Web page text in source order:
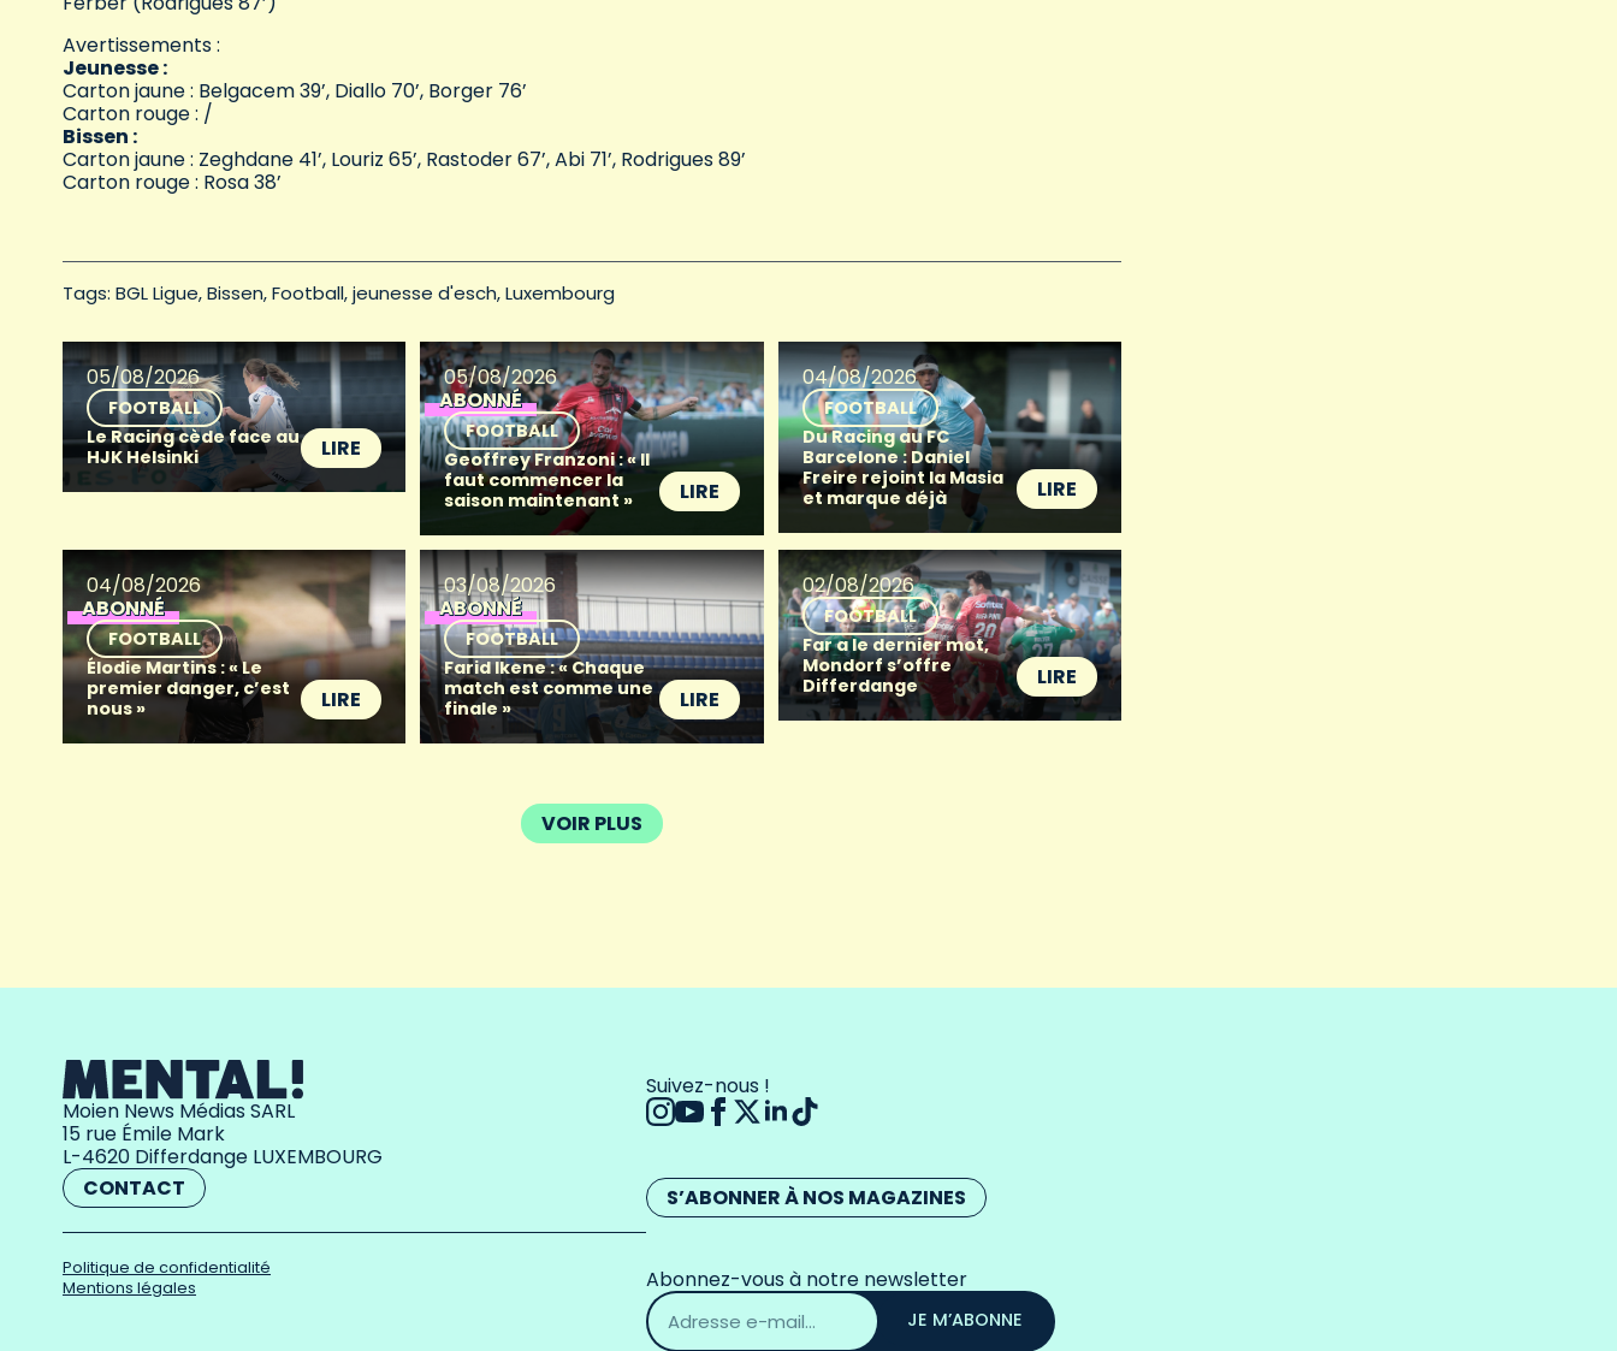
Avertissements :
Jeunesse :
Carton jaune : Belgacem 39’, Diallo 70’, Borger 76’
Carton rouge : /
Bissen :
Carton jaune : Zeghdane 41’, Louriz 65’, Rastoder 67’, Abi 71’, Rodrigues 89’
Carton rouge : Rosa 38’
Tags: BGL Ligue Bissen Football jeunesse d'esch Luxembourg
05/08/2026
FOOTBALL
Le Racing cède face au
HJK Helsinki
LIRE
05/08/2026
ABONNÉ
FOOTBALL
Geoffrey Franzoni : « Il
faut commencer la
saison maintenant »
LIRE
04/08/2026
FOOTBALL
Du Racing au FC
Barcelone : Daniel
Freire rejoint la Masia
et marque déjà
LIRE
04/08/2026
ABONNÉ
FOOTBALL
Élodie Martins : « Le
premier danger, c’est
nous »
LIRE
03/08/2026
ABONNÉ
FOOTBALL
Farid Ikene : « Chaque
match est comme une
finale »
LIRE
02/08/2026
FOOTBALL
Far a le dernier mot,
Mondorf s’offre
Differdange
LIRE
VOIR PLUS
Moien News Médias SARL
15 rue Émile Mark
L-4620 Differdange LUXEMBOURG
CONTACT
Politique de confidentialité
Mentions légales
Suivez-nous !
S’ABONNER À NOS MAGAZINES
Abonnez-vous à notre newsletter
Adresse
email
*
JE M’ABONNE